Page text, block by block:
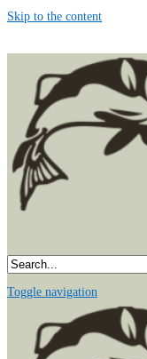
Skip to the content
Toggle navigation